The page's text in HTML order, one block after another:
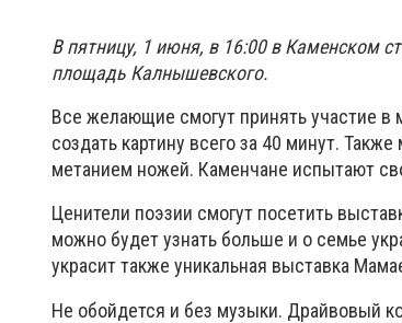
В пятницу, 1 июня, в 16:00 в Каменском
площадь Калнышевского.
Все желающие смогут принять участие в
создать картину всего за 40 минут.
метанием ножей. Каменчане испытают
Ценители поэзии смогут посетить
можно будет узнать больше и о семье
украсит также уникальная выставка
Не обойдется и без музыки. Драйвовый